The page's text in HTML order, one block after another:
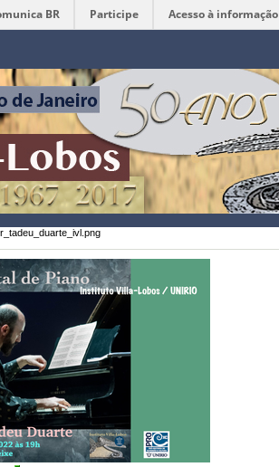
BR Participe Acesso à informação